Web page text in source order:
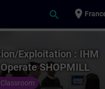
search place
Exploitation : IHM
SHOPMILL